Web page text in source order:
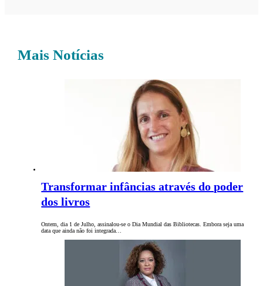
Mais Notícias
Transformar infâncias através do poder
dos livros
Ontem, dia 1 de Julho, assinalou-se o Dia Mundial das Bibliotecas. Embora seja uma
data que ainda não foi integrada…